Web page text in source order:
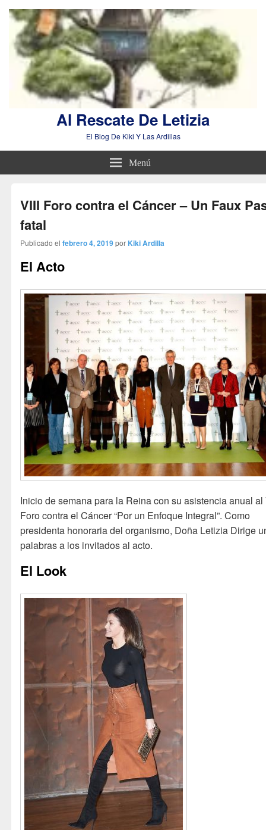
Al Rescate De Letizia
El Blog De Kiki Y Las Ardillas
Menú
VIII Foro contra el Cáncer – Un Faux
fatal
Publicado el febrero 4, 2019por Kiki Ardilla
El Acto
Inicio de semana para la Reina con su asistencia anual al
Foro contra el Cáncer “Por un Enfoque Integral”. Como
presidenta honoraria del organismo, Doña Letizia Dirige
palabras a los invitados al acto.
El Look